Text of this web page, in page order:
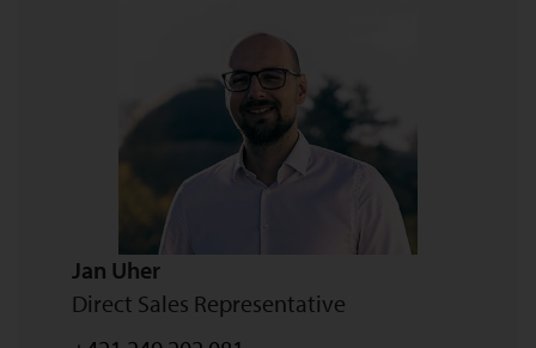
Jan Uher
Direct Sales Representative